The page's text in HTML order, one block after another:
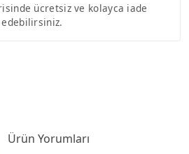
ücretsiz ve kolayca iade
edebilirsiniz.
Ürün Yorumları